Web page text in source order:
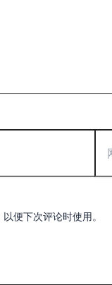
便下次评论时使用。